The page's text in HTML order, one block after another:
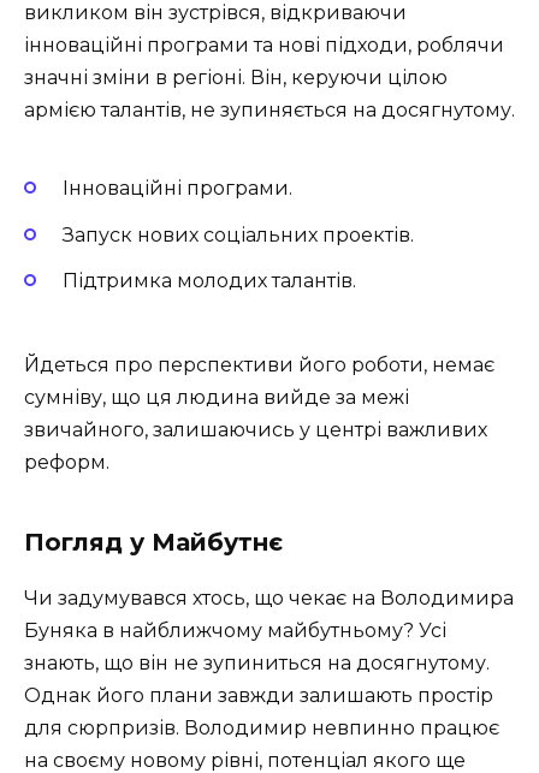
викликом він зустрівся, відкриваючи
інноваційні програми та нові підходи, роблячи
значні зміни в регіоні. Він, керуючи цілою
армією талантів, не зупиняється на досягнутому.
Інноваційні програми.
Запуск нових соціальних проектів.
Підтримка молодих талантів.
Йдеться про перспективи його роботи, немає
сумніву, що ця людина вийде за межі
звичайного, залишаючись у центрі важливих
реформ.
Погляд у Майбутнє
Чи задумувався хтось, що чекає на Володимира
Буняка в найближчому майбутньому? Усі
знають, що він не зупиниться на досягнутому.
Однак його плани завжди залишають простір
для сюрпризів. Володимир невпинно працює
на своєму новому рівні, потенціал якого ще